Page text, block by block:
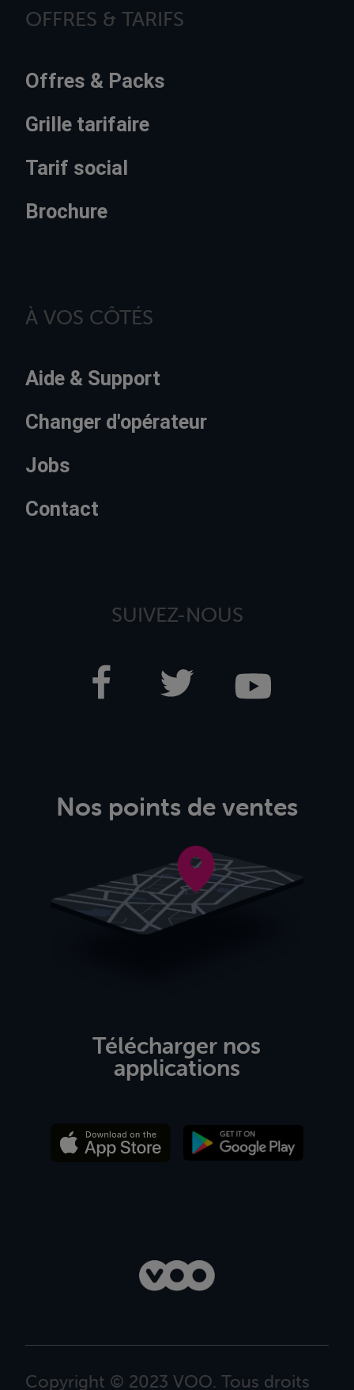
OFFRES & TARIFS
Offres & Packs
Grille tarifaire
Tarif social
Brochure
À VOS CÔTÉS
Aide & Support
Changer d'opérateur
Jobs
Contact
SUIVEZ-NOUS
Nos points de ventes
Télécharger nos
applications
Copyright © 2023 VOO. Tous droits